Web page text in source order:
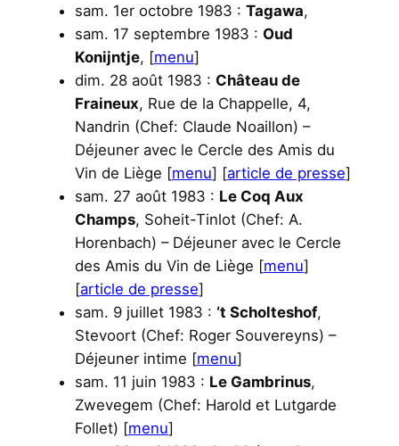
sam. 1er octobre 1983 : Tagawa,
sam. 17 septembre 1983 : Oud
Konijntje, [menu]
dim. 28 août 1983 : Château de
Fraineux, Rue de la Chappelle, 4,
Nandrin (Chef: Claude Noaillon) –
Déjeuner avec le Cercle des Amis du
Vin de Liège [menu] [article de presse]
sam. 27 août 1983 : Le Coq Aux
Champs, Soheit-Tinlot (Chef: A.
Horenbach) – Déjeuner avec le Cercle
des Amis du Vin de Liège [menu]
[article de presse]
sam. 9 juillet 1983 : ‘t Scholteshof,
Stevoort (Chef: Roger Souvereyns) –
Déjeuner intime [menu]
sam. 11 juin 1983 : Le Gambrinus,
Zwevegem (Chef: Harold et Lutgarde
Follet) [menu]